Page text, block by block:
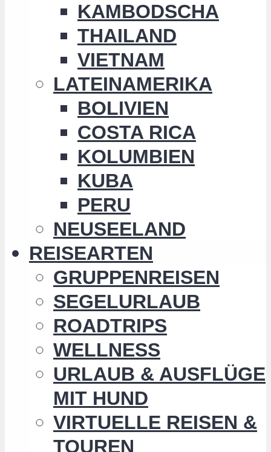
KAMBODSCHA
THAILAND
VIETNAM
LATEINAMERIKA
BOLIVIEN
COSTA RICA
KOLUMBIEN
KUBA
PERU
NEUSEELAND
REISEARTEN
GRUPPENREISEN
SEGELURLAUB
ROADTRIPS
WELLNESS
URLAUB & AUSFLÜGE
MIT HUND
VIRTUELLE REISEN &
TOUREN